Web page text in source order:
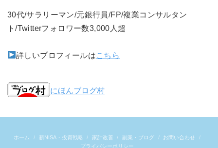
30代/サラリーマン/元銀行員/FP/複業コンサルタン
ト/Twitterフォロワー数3,000人超
詳しいプロフィールはこちら
にほんブログ村
ホーム 新NISA・投資戦略 家計改善 副業・ブログ
お問い合わせ
プライバシーポリシー